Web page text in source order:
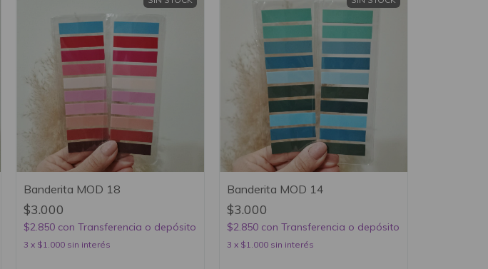
Banderita MOD 18
$3.000
$2.850 con Transferencia o depósito
3 x $1.000 sin interés
Banderita MOD 14
$3.000
$2.850 con Transferencia o depósito
3 x $1.000 sin interés